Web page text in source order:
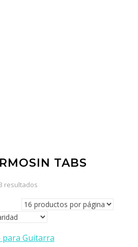
TABS
resultados
popularidad